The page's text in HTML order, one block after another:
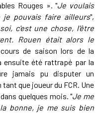
Rouges ». "Je voulais
pouvais faire ailleurs",
c'est une chose, l'être
Rouen était alors le
de saison lors de la
ensuite été rattrapé par la
jamais pu disputer un
que joueur du FCR. Une
quelques mois. "Je me
bonne, je me suis bien